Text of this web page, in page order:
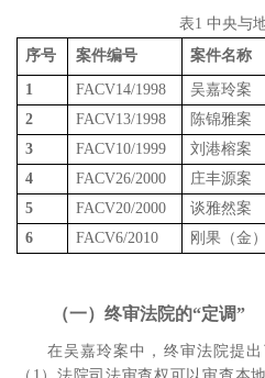
表1 中央与
序号
案件编号 案件名称
1
FACV14/1998 吴嘉玲案
2
FACV13/1998 陈锦雅案
3
FACV10/1999 刘港榕案
4
FACV26/2000 庄丰源案
5
FACV20/2000 谈雅然案
6
FACV6/2010 刚果（金
（一）终审法院的“定调”
在吴嘉玲案中，终审法院提出